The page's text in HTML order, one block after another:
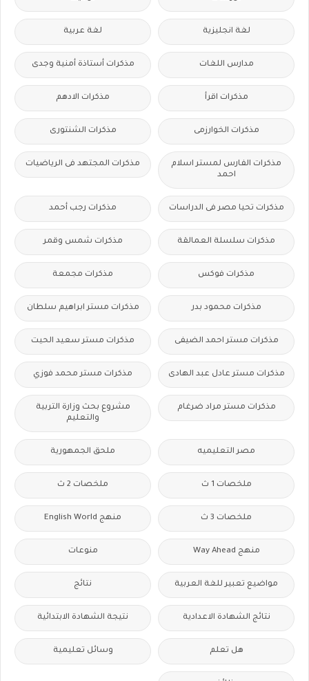
لغة انجليزية لغة عربية
مدارس اللغات مذكرات أستاذة أمنية وجدى
مذكرات اقرأ مذكرات الادهم
مذكرات الخوارزمى مذكرات الشنتورى
مذكرات الفارس لمستر اسلام
احمد
مذكرات المجتهد فى الرياضيات
مذكرات تحيا مصر فى الدراسات مذكرات رجب أحمد
مذكرات سلسلة العمالقة مذكرات شمس وقمر
مذكرات فوكس مذكرات مجمعة
مذكرات محمود بدر مذكرات مستر ابراهيم سلطان
مذكرات مستر احمد الضيفى مذكرات مستر سعيد الحيت
مذكرات مستر عادل عبد الهادى مذكرات مستر محمد فوزي
مذكرات مستر مراد ضرغام
مشروع بحث وزارة التربية
والتعليم
مصر التعليميه ملحق الجمهورية
ملخصات 1 ث ملخصات 2 ث
ملخصات 3 ث منهج English World
منهج Way Ahead منوعات
مواضيع تعبير للغة العربية نتائج
نتائج الشهادة الاعدادية نتيجة الشهادة الابتدائية
هل تعلم وسائل تعليمية